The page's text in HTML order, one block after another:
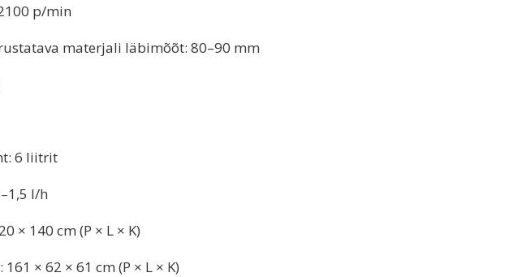
p/min
materjali läbimõõt: 80–90 mm
6 liitrit
l/h
× 140 cm (P × L × K)
× 62 × 61 cm (P × L × K)